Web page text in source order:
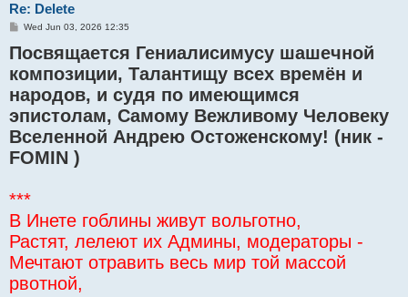
Re: Delete
P
s
t
Wed Jun 03, 2026 12:35
Посвящается Гениалисимусу шашечной
композиции, Талантищу всех времён и
народов, и судя по имеющимся
эпистолам, Самому Вежливому Человеку
Вселенной Андрею Остоженскому! (ник -
FOMIN )
***
В Инете гоблины живут вольготно,
Растят, лелеют их Админы, модераторы -
Мечтают отравить весь мир той массой
рвотной,